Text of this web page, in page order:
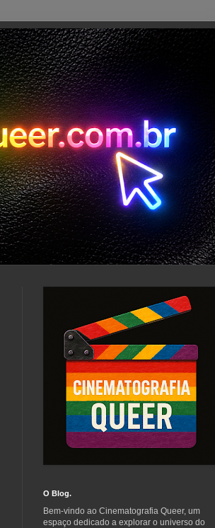
O Blog.
Bem-vindo ao Cinematografia Queer, um
espaço dedicado a explorar o universo do